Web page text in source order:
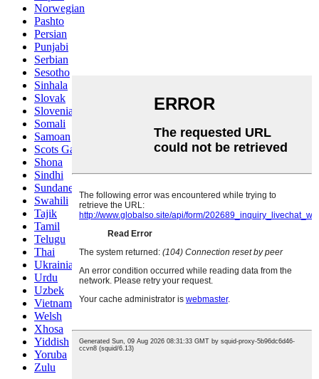
Norwegian
Pashto
Persian
Punjabi
Serbian
Sesotho
Sinhala
Slovak
Slovenian
Somali
Samoan
Scots Gaelic
Shona
Sindhi
Sundanese
Swahili
Tajik
Tamil
Telugu
Thai
Ukrainian
Urdu
Uzbek
Vietnamese
Welsh
Xhosa
Yiddish
Yoruba
Zulu